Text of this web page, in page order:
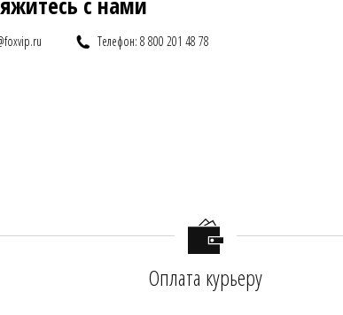
Телефон: 8 800 201 48 78
Оплата курьеру